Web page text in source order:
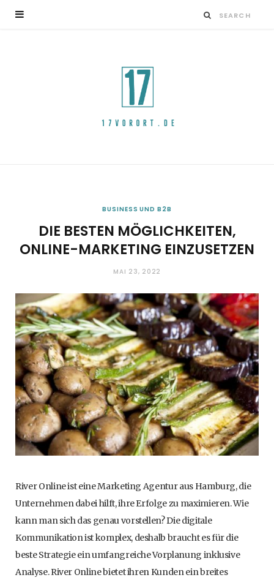
BUSINESS UND B2B
DIE BESTEN MÖGLICHKEITEN,
ONLINE-MARKETING EINZUSETZEN
MAI 23, 2022
River Online ist eine Marketing Agentur aus Hamburg, die
Unternehmen dabei hilft, ihre Erfolge zu maximieren. Wie
kann man sich das genau vorstellen? Die digitale
Kommunikation ist komplex, deshalb braucht es für die
beste Strategie ein umfangreiche Vorplanung inklusive
Analyse. River Online bietet ihren Kunden ein breites